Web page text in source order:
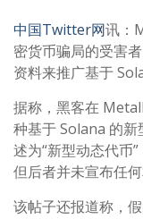
中国Twitter网讯：
密货币骗局的受害
资料来推广基于
据称，黑客在
种基于 Solana 的
述为“新型动态代币
但后者并未宣布任何
该帖子还报道称，